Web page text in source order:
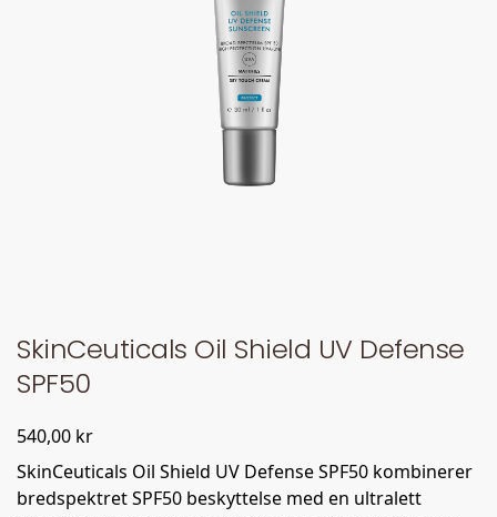
SkinCeuticals Oil Shield UV Defense
SPF50
540,00 kr
SkinCeuticals Oil Shield UV Defense SPF50 kombinerer
bredspektret SPF50 beskyttelse med en ultralett